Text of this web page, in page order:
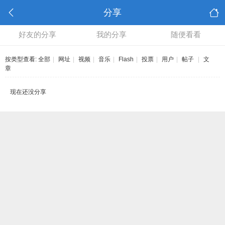
分享
好友的分享 我的分享 随便看看
按类型查看: 全部 网址 视频 音乐 Flash 投票 用户 帖子
文
章
现在还没分享